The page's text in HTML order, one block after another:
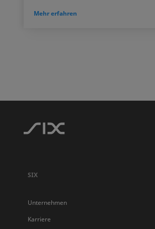
Mehr erfahren
SIX
Unternehmen
Karriere